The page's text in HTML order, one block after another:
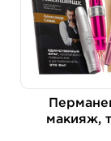
макияж,